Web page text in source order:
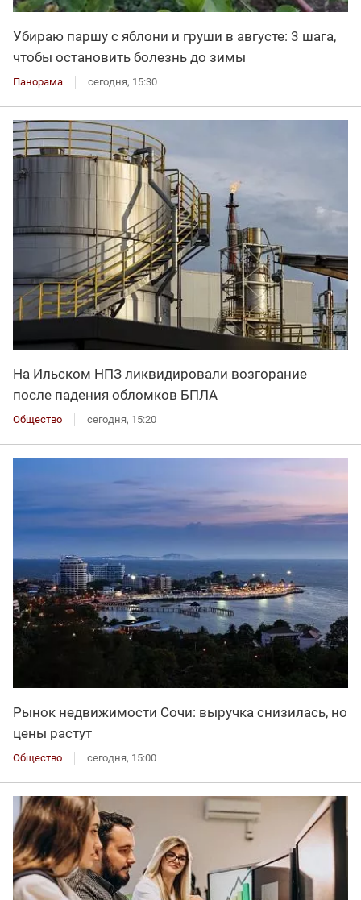
Убираю паршу с яблони и груши в августе: 3 шага,
чтобы остановить болезнь до зимы
Панорама сегодня, 15:30
На Ильском НПЗ ликвидировали возгорание
после падения обломков БПЛА
Общество сегодня, 15:20
Рынок недвижимости Сочи: выручка снизилась, но
цены растут
Общество сегодня, 15:00